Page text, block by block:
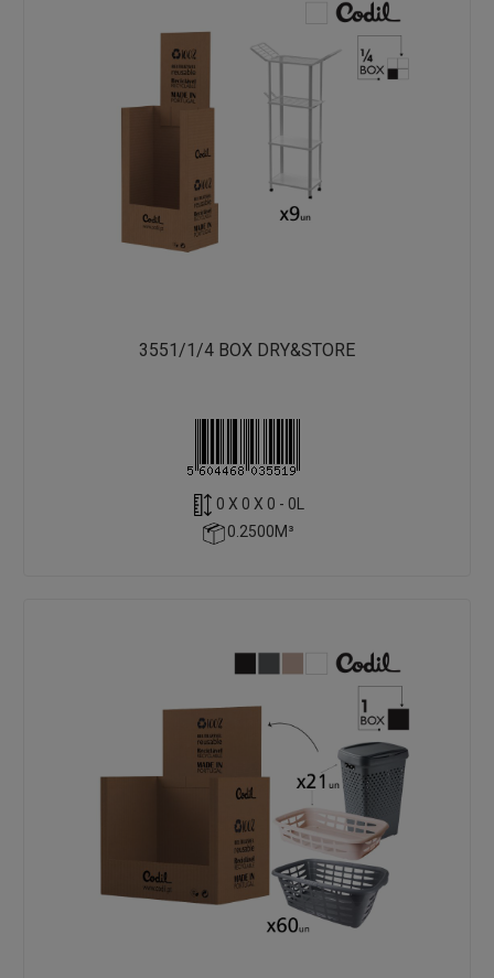
3551/1/4 BOX DRY&STORE
0 X 0 X 0 - 0L
0.2500M³